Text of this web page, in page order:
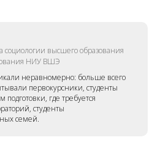
социологии высшего образования
НИУ ВШЭ
неравномерно: больше всего
первокурсники, студенты
где требуется
студенты
семей.